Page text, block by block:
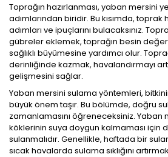
Toprağın hazırlanması, yaban mersini
adımlarından biridir. Bu kısımda, toprak
adımları ve ipuçlarını bulacaksınız.
gübreler eklemek, toprağın besin
sağlıklı büyümesine yardımcı olur.
derinliğinde kazmak, havalandırmayı
gelişmesini sağlar.
Yaban mersini sulama yöntemleri,
büyük önem taşır. Bu bölümde, doğru
zamanlamasını öğreneceksiniz. Yaban
köklerinin suya doygun kalmaması için
sulanmalıdır. Genellikle, haftada bir
sıcak havalarda sulama sıklığını